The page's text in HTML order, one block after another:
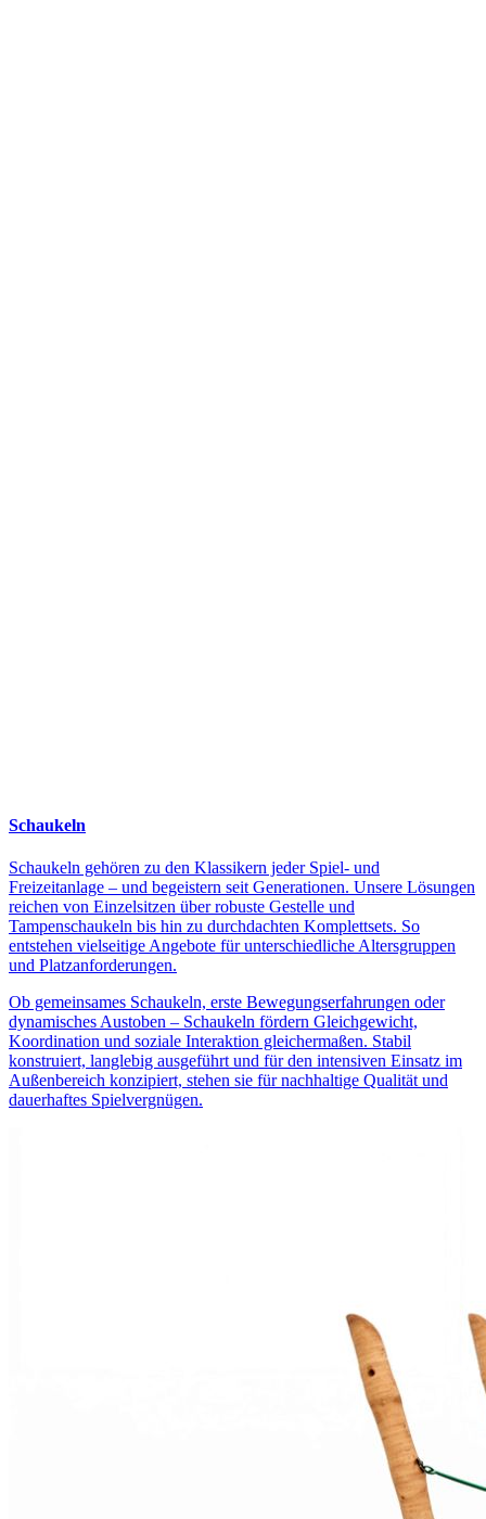
Schaukeln
Schaukeln gehören zu den Klassikern jeder Spiel- und
Freizeitanlage – und begeistern seit Generationen. Unsere Lösungen
reichen von Einzelsitzen über robuste Gestelle und
Tampenschaukeln bis hin zu durchdachten Komplettsets. So
entstehen vielseitige Angebote für unterschiedliche Altersgruppen
und Platzanforderungen.
Ob gemeinsames Schaukeln, erste Bewegungserfahrungen oder
dynamisches Austoben – Schaukeln fördern Gleichgewicht,
Koordination und soziale Interaktion gleichermaßen. Stabil
konstruiert, langlebig ausgeführt und für den intensiven Einsatz im
Außenbereich konzipiert, stehen sie für nachhaltige Qualität und
dauerhaftes Spielvergnügen.